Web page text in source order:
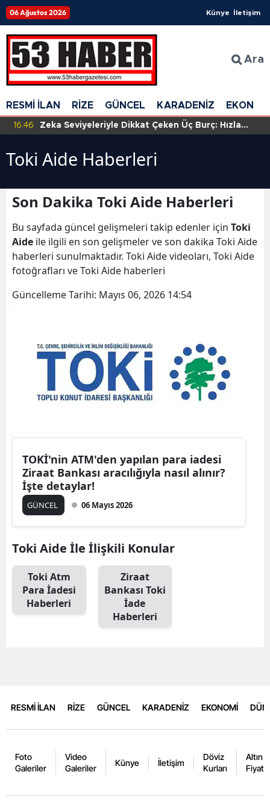
06 Ağustos 2026 Künye İletişim
Ara
RESMİ İLAN RİZE GÜNCEL KARADENİZ
16:46
Zeka Seviyeleriyle Dikkat Çeken Üç Burç: Hızla
Toki Aide Haberleri
Son Dakika Toki Aide Haberleri
Bu sayfada güncel gelişmeleri takip edenler için Toki
Aide ile ilgili en son gelişmeler ve son dakika Toki Aide
haberleri sunulmaktadır. Toki Aide videoları, Toki Aide
fotoğrafları ve Toki Aide haberleri
Güncelleme Tarihi: Mayıs 06, 2026 14:54
TOKİ'nin ATM'den yapılan para iadesi
Ziraat Bankası aracılığıyla nasıl alınır?
İşte detaylar!
GÜNCEL 06 Mayıs 2026
Toki Aide İle İlişkili Konular
Toki Atm
Para İadesi
Haberleri
Ziraat
Bankası Toki
İade
Haberleri
RESMİ İLAN RİZE GÜNCEL KARADENİZ EKONOMİ
Foto
Galeriler
Video
Galeriler
Künye İletişim
Döviz
Kurları
Altın